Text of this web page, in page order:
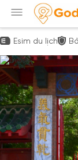
Esim du lịch